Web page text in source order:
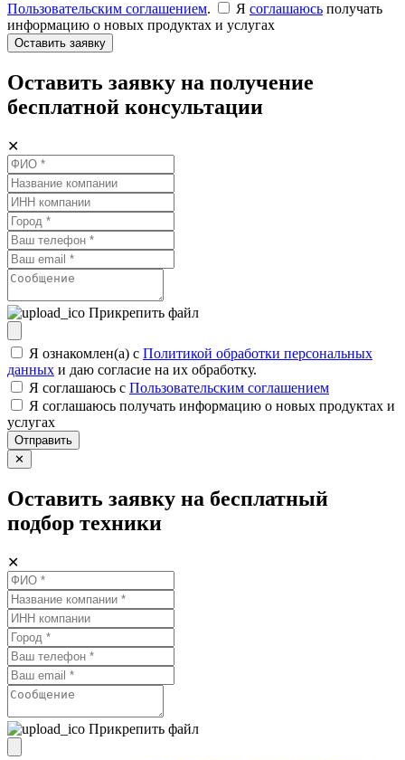
Пользовательским соглашением. Я соглашаюсь получать
информацию о новых продуктах и услугах
Оставить заявку
Оставить заявку на получение
бесплатной консультации
✕
Прикрепить файл
Я ознакомлен(а) с Политикой обработки персональных
данных и даю согласие на их обработку.
Я соглашаюсь c Пользовательским соглашением
Я соглашаюсь получать информацию о новых продуктах и
услугах
Отправить
✕
Оставить заявку на бесплатный
подбор техники
✕
Прикрепить файл